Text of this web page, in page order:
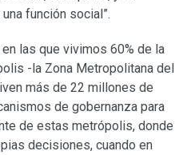
función social”.
las que vivimos 60% de la
-la Zona Metropolitana del
más de 22 millones de
de gobernanza para
de estas metrópolis, donde
decisiones, cuando en